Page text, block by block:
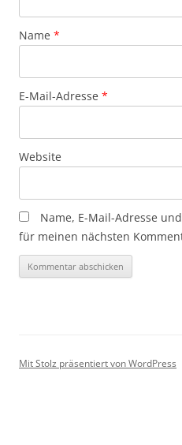
Name *
E-Mail-Adresse *
Website
Name, E-Mail-Adresse
für meinen nächsten
Mit Stolz präsentiert von WordPress